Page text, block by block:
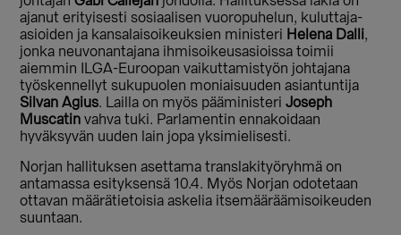
ajanut erityisesti sosiaalisen vuoropuhelun, kuluttaja-
asioiden ja kansalaisoikeuksien ministeri Helena Dalli,
jonka neuvonantajana ihmisoikeusasioissa toimii
aiemmin ILGA-Euroopan vaikuttamistyön johtajana
työskennellyt sukupuolen moniaisuuden asiantuntija
Silvan Agius. Lailla on myös pääministeriJoseph
Muscatin vahva tuki. Parlamentin ennakoidaan
hyväksyvän uuden lain jopa yksimielisesti.
Norjan hallituksen asettama translakityöryhmä on
antamassa esityksensä 10.4. Myös Norjan odotetaan
ottavan määrätietoisia askelia itsemääräämisoikeuden
suuntaan.